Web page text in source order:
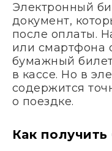
Электронный
документ,
после оплаты.
или смартфона
бумажный
в кассе. Но в
содержится
о поездке.
Как